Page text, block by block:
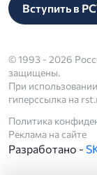
Вступить в
© 1993 - 2026
защищены.
При
гиперссылка на
Политика
Реклама на сайте
Разработано -